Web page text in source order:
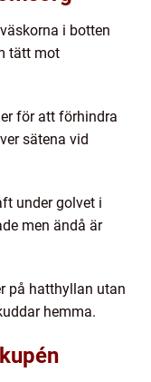
i botten
tätt mot
för att förhindra
sätena vid
under golvet i
men ändå är
på hatthyllan utan
hemma.